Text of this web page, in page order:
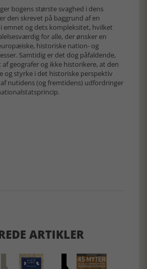
bogens største svaghed i dens
den skrevet på baggrund af en
emnet og dets kompleksitet, hvilket
for alle, der ønsker en
historiske nation- og
Samtidig er det dog påfaldende,
geografer og ikke historikere, at den
og styrke i det historiske perspektiv
nutidens (og fremtidens) udfordringer
ARTIKLER